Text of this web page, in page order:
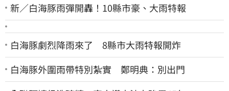
新／白海豚雨彈開轟！10縣市豪、大雨特報
白海豚劇烈降雨來了 8縣市大雨特報開炸
白海豚外圍雨帶特別紮實 鄭明典：別出門